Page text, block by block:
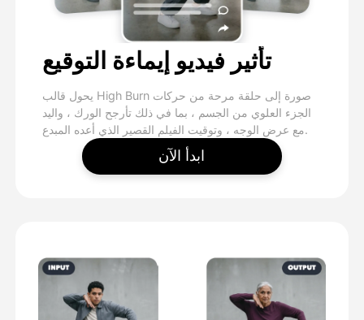
تأثير فيديو إيماءة التوقيع
يحول قالب High Burn صورة إلى حلقة مرحة من حركات
الجزء العلوي من الجسم ، بما في ذلك تأرجح الورك ، واليد
مع عرض الوجه ، وتوقيت الفيلم القصير الذي أعده المبدع.
ابدأ الآن